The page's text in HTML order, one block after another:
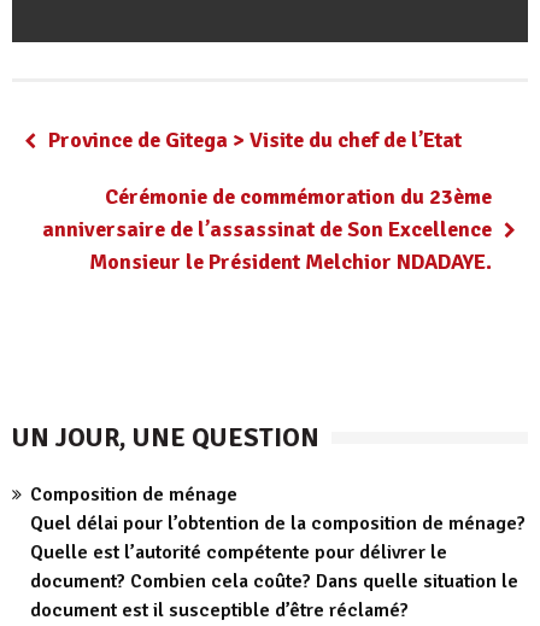
Province de Gitega > Visite du chef de l’Etat
Cérémonie de commémoration du 23ème
anniversaire de l’assassinat de Son Excellence
Monsieur le Président Melchior NDADAYE.
UN JOUR, UNE QUESTION
Composition de ménage
Quel délai pour l’obtention de la composition de ménage?
Quelle est l’autorité compétente pour délivrer le
document? Combien cela coûte? Dans quelle situation le
document est il susceptible d’être réclamé?